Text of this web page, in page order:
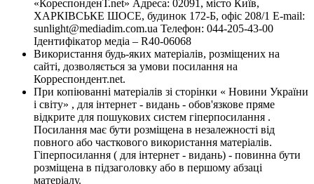
«КореспонденТ.net» Адреса: 02091, місто Київ,
ХАРКІВСЬКЕ ШОСЕ, будинок 172-Б, офіс 208/1 E-mail:
sunlight@mediadim.com.ua Телефон: 044-205-43-00
Ідентифікатор медіа – R40-06068
Використання будь-яких матеріалів, розміщених на
сайті, дозволяється за умови посилання на
Корреспондент.net.
При копіюванні матеріалів зі сторінки « Новини України
і світу» , для інтернет - видань - обов'язкове пряме
відкрите для пошукових систем гіперпосилання .
Посилання має бути розміщена в незалежності від
повного або часткового використання матеріалів.
Гіперпосилання ( для інтернет - видань) - повинна бути
розміщена в підзаголовку або в першому абзаці
матеріалу.